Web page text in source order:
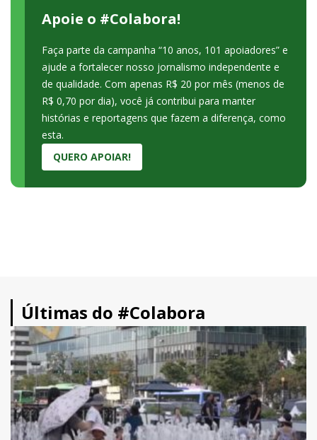
Apoie o #Colabora!
Faça parte da campanha “10 anos, 101 apoiadores” e
ajude a fortalecer nosso jornalismo independente e
de qualidade. Com apenas R$ 20 por mês (menos de
R$ 0,70 por dia), você já contribui para manter
histórias e reportagens que fazem a diferença, como
esta.
QUERO APOIAR!
Últimas do #Colabora